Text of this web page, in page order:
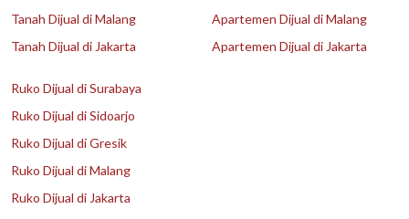
Tanah Dijual di Malang
Tanah Dijual di Jakarta
Apartemen Dijual di Malang
Apartemen Dijual di Jakarta
Ruko Dijual di Surabaya
Ruko Dijual di Sidoarjo
Ruko Dijual di Gresik
Ruko Dijual di Malang
Ruko Dijual di Jakarta